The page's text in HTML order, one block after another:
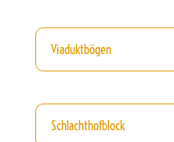
Viaduktbögen
Schlachthofblock